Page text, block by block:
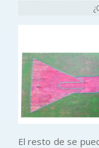
El resto de se